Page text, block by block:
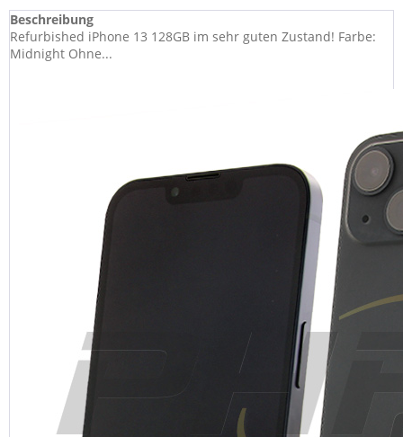
Beschreibung
Refurbished iPhone 13 128GB im sehr guten Zustand! Farbe:
Midnight Ohne...